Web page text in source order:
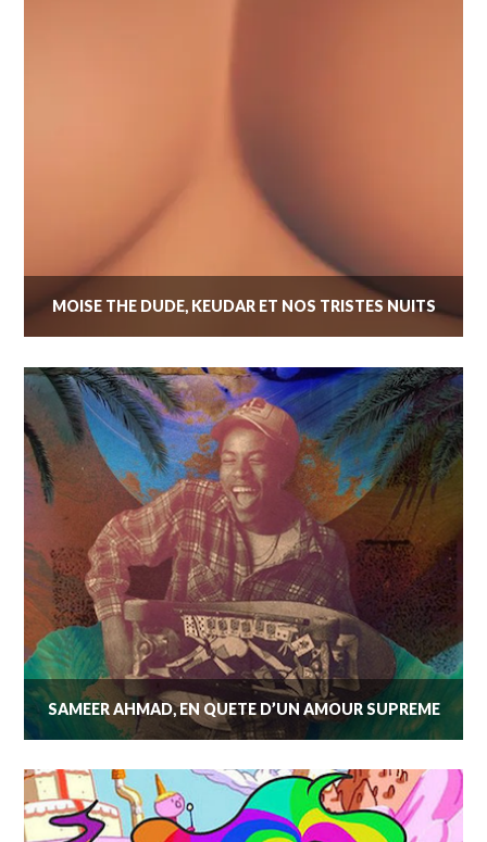
MOÏSE THE DUDE, KEUDAR ET NOS TRISTES NUITS
SAMEER AHMAD, EN QUÊTE D’UN AMOUR SUPRÊME